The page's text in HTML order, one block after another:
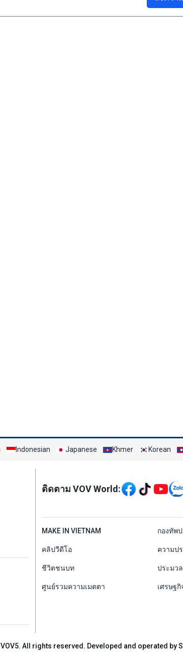
Indonesian Japanese Khmer Korean
Mạng xã hội
ติดตาม VOV World:
menu footer tiếng
MAKE IN VIETNAM กองทัพ
คลิปวีดีโอ ความป
ชีวิตชนบท ประมว
ศูนย์รวมความเมตตา เศรษฐกิ
All rights reserved. Developed and operated by